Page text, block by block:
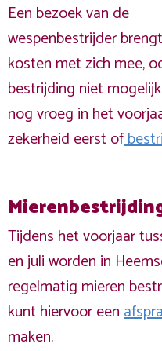
Een bezoek van de
wespenbestrijder
kosten met zich mee,
bestrijding niet
nog vroeg in het
zekerheid eerst of
Tijdens het voorjaar
en juli worden in
regelmatig mieren
kunt hiervoor een
maken.